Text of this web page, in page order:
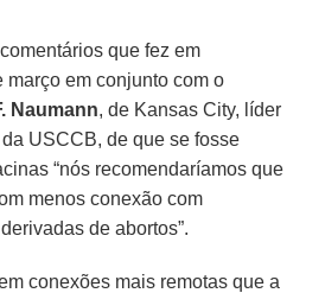
que fez em
março em conjunto com o
Naumann, de Kansas City, líder
USCCB, de que se fosse
“nós recomendaríamos que
menos conexão com
de abortos”.
conexões mais remotas que a